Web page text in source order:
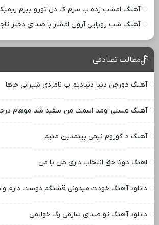
آهنگ امشب زده ب سرم ک دل تورو ببرم
آهنگ شب رویایی آرون افشار با صدای دختر
مطالب تصادفی
آهنگ دورجن دنیا دنیادیم پ نامردی شیرانی جاها
آهنگ مستی اومد اسمت من سفید شد موهام
آهنگ د گوروم نیمی بینمدین منیم
اهنگ دوتا حق انتخاب داری من یا من
دانلود آهنگ خودت میدونی قشنگم دوست دارم
دانلود آهنگ تو صدای سازمی رگ خوابمی